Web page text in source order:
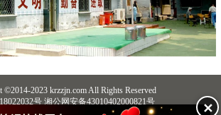
©2014-2023 krzzjn.com All Rights Reserved
号 湘公网安备43010402000821号
信息举报中心
长沙市互联网违法和不良信息举报中心✕